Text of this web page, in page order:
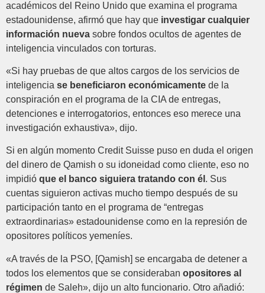
académicos del Reino Unido que examina el programa
estadounidense, afirmó que hay que investigar cualquier
información nueva sobre fondos ocultos de agentes de
inteligencia vinculados con torturas.
«Si hay pruebas de que altos cargos de los servicios de
inteligencia se beneficiaron económicamente de la
conspiración en el programa de la CIA de entregas,
detenciones e interrogatorios, entonces eso merece una
investigación exhaustiva», dijo.
Si en algún momento Credit Suisse puso en duda el origen
del dinero de Qamish o su idoneidad como cliente, eso no
impidió que el banco siguiera tratando con él . Sus
cuentas siguieron activas mucho tiempo después de su
participación tanto en el programa de “entregas
extraordinarias» estadounidense como en la represión de
opositores políticos yemeníes.
«A través de la PSO, [Qamish] se encargaba de detener a
todos los elementos que se consideraban opositores al
régimen de Saleh», dijo un alto funcionario. Otro añadió: